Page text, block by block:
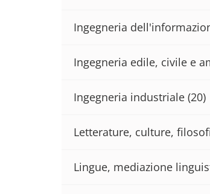
Ingegneria
Ingegneria edile, civile e
Ingegneria industriale (20)
Letterature, culture,
Lingue, mediazione